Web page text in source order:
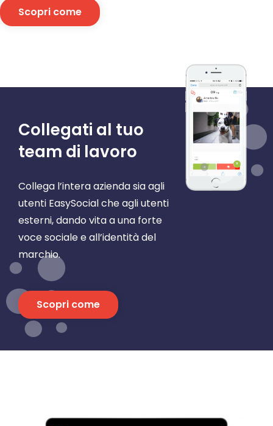
Scopri come
Collegati al tuo
team di lavoro
Collega l’intera azienda sia agli
utenti EasySocial che agli utenti
esterni, dando vita a una forte
voce sociale e all’identità del
marchio.
Scopri come